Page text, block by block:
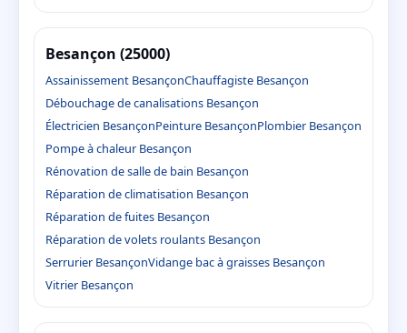
Besançon (25000)
Assainissement BesançonChauffagiste Besançon
Débouchage de canalisations Besançon
Électricien BesançonPeinture BesançonPlombier Besançon
Pompe à chaleur Besançon
Rénovation de salle de bain Besançon
Réparation de climatisation Besançon
Réparation de fuites Besançon
Réparation de volets roulants Besançon
Serrurier BesançonVidange bac à graisses Besançon
Vitrier Besançon